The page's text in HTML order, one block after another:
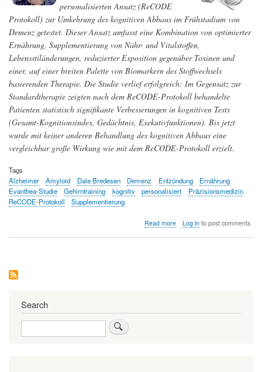
personalisierten Ansatz (ReCODE
Protokoll) zur Umkehrung des kognitiven Abbaus im Frühstadium von
Demenz getestet. Dieser Ansatz umfasst eine Kombination von optimierter
Ernährung, Supplementierung von Nähr- und Vitalstoffen,
Lebensstiländerungen, reduzierter Exposition gegenüber Toxinen und
einer, auf einer breiten Palette von Biomarkern des Stoffwechsels
basierenden Therapie. Die Studie verlief erfolgreich: Im Gegensatz zur
Standardtherapie zeigten nach dem ReCODE-Protokoll behandelte
Patienten statistisch signifikante Verbesserungen in kognitiven Tests
(Gesamt-Kognitionsindex, Gedächtnis, Exekutivfunktionen). Bis jetzt
wurde mit keiner anderen Behandlung des kognitiven Abbaus eine
vergleichbar große Wirkung wie mit dem ReCODE-Protokoll erzielt.
Tags
Alzheimer
Amyloid Dale Bredesen Demenz Entzündung
Ernährung
Evanthea-Studie
Gehirntraining kognitiv personalisiert
Präzisionsmedizin
ReCODE-Protokoll
Supplementierung
Read moreabout
personalisierte
Log into post comments
Search
Search